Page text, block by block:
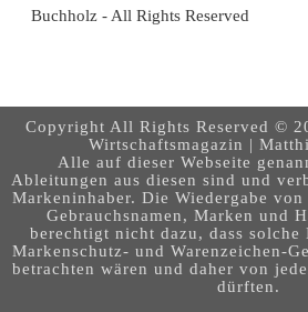
Buchholz - All Rights Reserved
Copyright All Rights Reserved ©
Wirtschaftsmagazin |
Alle auf dieser Webseite
Ableitungen aus diesen sind und
Markeninhaber. Die Wiedergabe von
Gebrauchsnamen, Marken und
berechtigt nicht dazu, dass solche
Markenschutz- und Warenzeichen-
betrachten wären und daher von
dürften.